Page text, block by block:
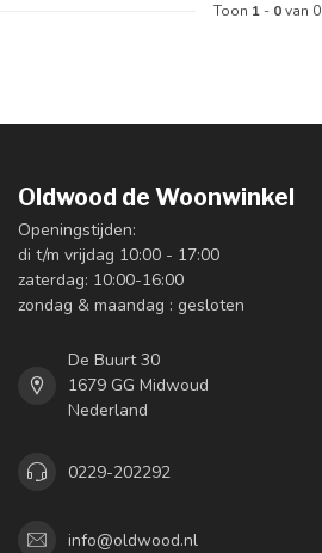
Toon 1 - 0van 0
Oldwood de Woonwinkel
Openingstijden:
di t/m vrijdag 10:00 - 17:00
zaterdag: 10:00-16:00
zondag & maandag : gesloten
De Buurt 30
1679 GG Midwoud
Nederland
0229-202292
info@oldwood.nl